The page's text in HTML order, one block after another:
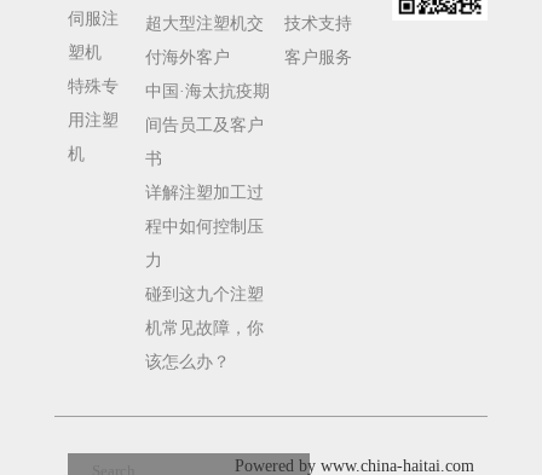
伺服注
塑机
特殊专
用注塑
机
超大型注塑机交
付海外客户
中国·海太抗疫期
间告员工及客户
书
详解注塑加工过
程中如何控制压
力
碰到这九个注塑
机常见故障，你
该怎么办？
技术支持
客户服务
Powered by www.china-haitai.com